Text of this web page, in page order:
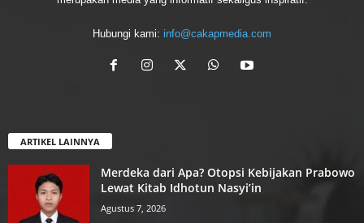
Hubungi kami: info@cakapmedia.com
ARTIKEL LAINNYA
Merdeka dari Apa? Otopsi Kebijakan Prabowo
Lewat Kitab Idhotun Nasyi’in
Agustus 7, 2026